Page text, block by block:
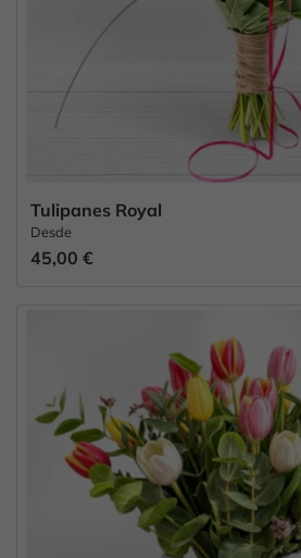
Tulipanes Royal
Desde
45,00 €